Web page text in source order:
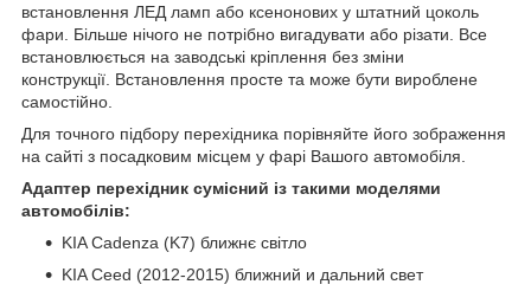
встановлення ЛЕД ламп або ксенонових у штатний цоколь
фари. Більше нічого не потрібно вигадувати або різати. Все
встановлюється на заводські кріплення без зміни
конструкції. Встановлення просте та може бути вироблене
самостійно.
Для точного підбору перехідника порівняйте його зображення
на сайті з посадковим місцем у фарі Вашого автомобіля.
Адаптер перехідник сумісний із такими моделями
автомобілів:
KIA Cadenza (K7) ближнє світло
KIA Ceed (2012-2015) ближний и дальний свет